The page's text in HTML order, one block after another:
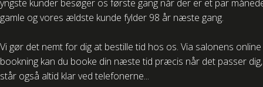
yngste kunder besøger os første gang når der er et par
gamle og vores ældste kunde fylder 98 år næste gang.
Vi gør det nemt for dig at bestille tid hos os. Via salonens online
bookning kan du booke din næste tid præcis når det passer
står også altid klar ved telefonerne...